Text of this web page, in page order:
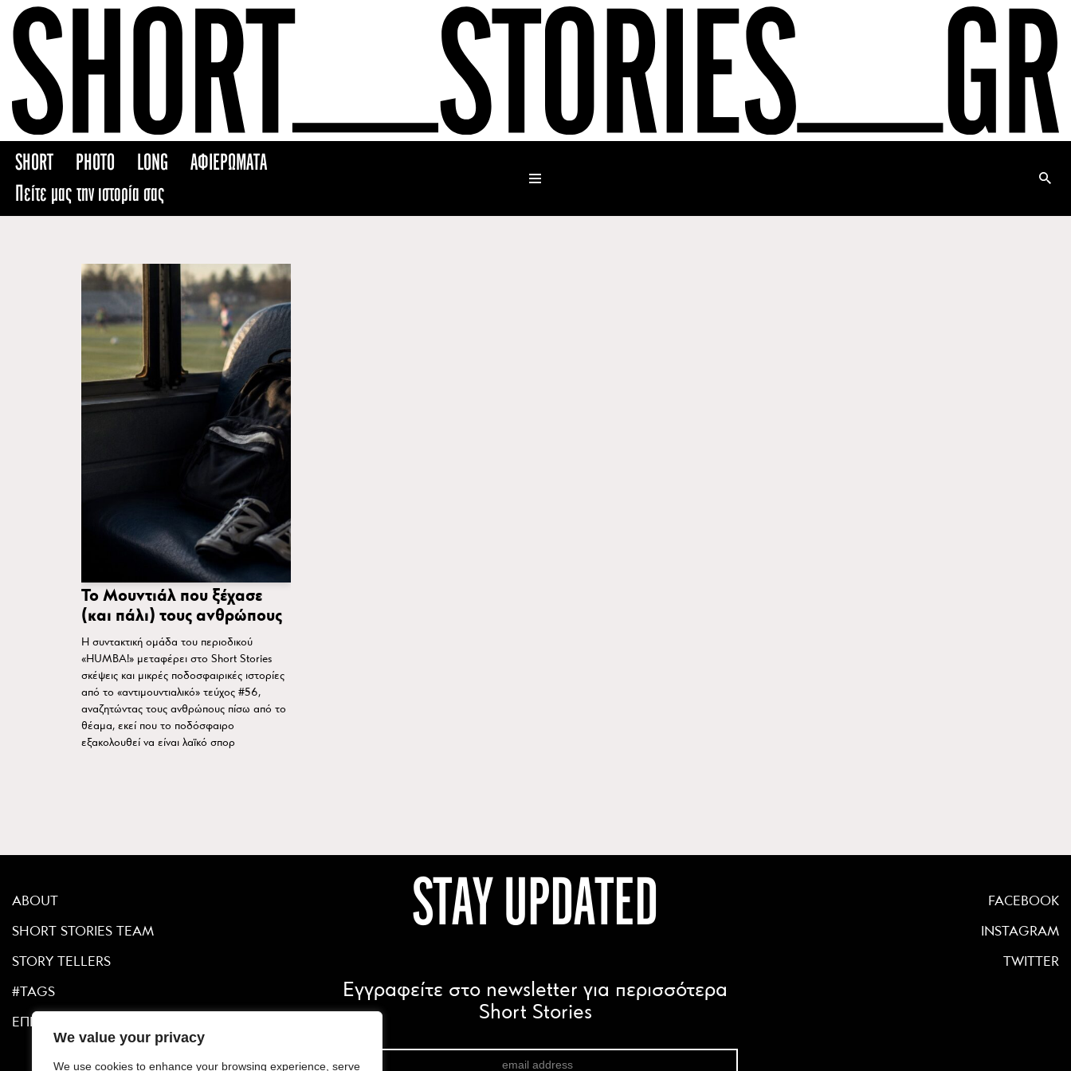
We value your privacy
We use cookies to enhance your browsing experience, serve
Skip
to
content
SHORT PHOTO LONG
ΑΦΙΕΡΩΜΑΤΑ
Πείτε μας την ιστορία σας
Το Μουντιάλ που ξέχασε
(και πάλι) τους ανθρώπους
H συντακτική ομάδα του περιοδικού
«HUMBA!» μεταφέρει στο Short Stories
σκέψεις και μικρές ποδοσφαιρικές ιστορίες
από το «αντιμουντιαλικό» τεύχος #56,
αναζητώντας τους ανθρώπους πίσω από το
θέαμα, εκεί που το ποδόσφαιρο
εξακολουθεί να είναι λαϊκό σπορ
ABOUT
SHORT STORIES TEAM
STORY TELLERS
#TAGS
ΕΠΙΚΟΙΝΩΝΙΑ
STAY UPDATED
Εγγραφείτε στο newsletter για περισσότερα
Short Stories
FACEBOOK
INSTAGRAM
TWITTER